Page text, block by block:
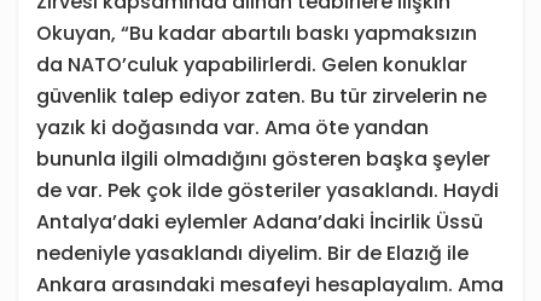
Okuyan, “Bu kadar abartılı baskı yapmaksızın
da NATO’culuk yapabilirlerdi. Gelen konuklar
güvenlik talep ediyor zaten. Bu tür zirvelerin ne
yazık ki doğasında var. Ama öte yandan
bununla ilgili olmadığını gösteren başka şeyler
de var. Pek çok ilde gösteriler yasaklandı. Haydi
Antalya’daki eylemler Adana’daki İncirlik Üssü
nedeniyle yasaklandı diyelim. Bir de Elazığ ile
Ankara arasındaki mesafeyi hesaplayalım. Ama